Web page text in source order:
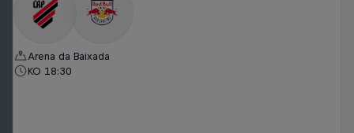
Arena da Baixada
KO 18:30